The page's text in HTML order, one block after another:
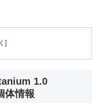
1.0
体情報